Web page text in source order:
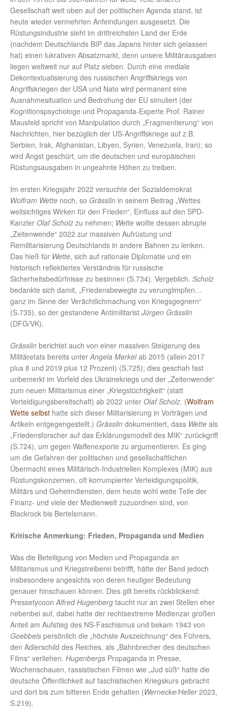
Gesellschaft weit oben auf der politischen Agenda stand, ist
heute wieder vermehrten Anfeindungen ausgesetzt. Die
Rüstungsindustrie sieht im drittreichsten Land der Erde
(nachdem Deutschlands BIP das Japans hinter sich gelassen
hat) einen lukrativen Absatzmarkt, denn unsere Militärausgaben
liegen weltweit nur auf Platz sieben. Durch eine mediale
Dekontextualisierung des russischen Angriffskriegs von
Angriffskriegen der USA und Nato wird permanent eine
Ausnahmesituation und Bedrohung der EU simuliert (der
Kognitionspsychologe und Propaganda-Experte Prof. Rainer
Mausfeld spricht von Manipulation durch „Fragmentierung“ von
Nachrichten, hier bezüglich der US-Angriffskriege auf z.B.
Serbien, Irak, Afghanistan, Libyen, Syrien, Venezuela, Iran); so
wird Angst geschürt, um die deutschen und europäischen
Rüstungsausgaben in ungeahnte Höhen zu treiben.
Im ersten Kriegsjahr 2022 versuchte der Sozialdemokrat
Wolfram Wette noch, so Grässlin in seinem Beitrag „Wettes
weitsichtiges Wirken für den Frieden“, Einfluss auf den SPD-
Kanzler Olaf Scholz zu nehmen; Wette wollte dessen abrupte
„Zeitenwende“ 2022 zur massiven Aufrüstung und
Remilitarisierung Deutschlands in andere Bahnen zu lenken.
Das hieß für Wette, sich auf rationale Diplomatie und ein
historisch reflektiertes Verständnis für russische
Sicherheitsbedürfnisse zu besinnen (S.734). Vergeblich. Scholz
bedankte sich damit, „Friedensbewegte zu verunglimpfen…
ganz im Sinne der Verächtlichmachung von Kriegsgegnern“
(S.735), so der gestandene Antimilitarist Jürgen Grässlin
(DFG/VK).
Grässlin berichtet auch von einer massiven Steigerung des
Militäretats bereits unterAngela Merkelab 2015 (allein 2017
plus 8 und 2019 plus 12 Prozent) (S.725); dies geschah fast
unbemerkt im Vorfeld des Ukrainekriegs und der „Zeitenwende“
zum neuen Militarismus einer „Kriegstüchtigkeit“ (statt
Verteidigungsbereitschaft) ab 2022 unter Olaf Scholz. (Wolfram
Wette selbst hatte sich dieser Militarisierung in Vorträgen und
Artikeln entgegengestellt.) Grässlin dokumentiert, dass Wette als
„Friedensforscher auf das Erklärungsmodell des MIK“ zurückgriff
(S.724), um gegen Waffenexporte zu argumentieren. Es ging
um die Gefahren der politischen und gesellschaftlichen
Übermacht eines Militärisch-Industriellen Komplexes (MIK) aus
Rüstungskonzernen, oft korrumpierter Verteidigungspolitik,
Militärs und Geheimdiensten, dem heute wohl weite Teile der
Finanz- und viele der Medienwelt zuzuordnen sind, von
Blackrock bis Bertelsmann.
Kritische Anmerkung: Frieden, Propaganda und Medien
Was die Beteiligung von Medien und Propaganda an
Militarismus und Kriegstreiberei betrifft, hätte der Band jedoch
insbesondere angesichts von deren heutiger Bedeutung
genauer hinschauen können. Dies gilt bereits rückblickend:
PressetycoonAlfred Hugenberg taucht nur an zwei Stellen eher
nebenbei auf, dabei hatte der rechtsextreme Medienzar großen
Anteil am Aufstieg des NS-Faschismus und bekam 1943 von
Goebbels persönlich die „höchste Auszeichnung“ des Führers,
den Adlerschild des Reiches, als „Bahnbrecher des deutschen
Films“ verliehen. Hugenbergs Propaganda in Presse,
Wochenschauen, rassistischen Filmen wie „Jud süß“ hatte die
deutsche Öffentlichkeit auf faschistischen Kriegskurs gebracht
und dort bis zum bitteren Ende gehalten (Wernecke/Heller2023,
S.219).